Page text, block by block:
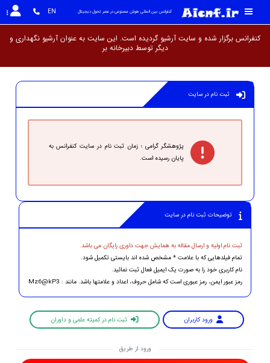
کنفرانس بین المللی هوش مصنوعی در عصر تحول دیجیتال EN
کنفرانس برگزار شده و سایت آرشیو گردیده است. این سایت به عنوان آرشیو نگهداری و
دیگر توسط دبیرخ
ثبت نام در سایت
پژوهشگر گرامی ؛ زمان ثبت نام در سایت کنفرانس به
پایان رسیده است.
توضیحات ثبت نام در سایت
ثبت نام اولیه و ارسال مقاله به همایش جهت داوری رایگان می باشد.
تمام فیلدهایی که با علامت * مشخص شده اند بایستی تکمیل شود.
نام کاربری خود را به صورت یک ایمیل فعال ثبت نمائید.
رمز عبور ایمن، رمز عبوری است که شامل حروف، اعداد و علامتها باشد. مانند : Mz6@kP3
ورود کاربران ثبت نام در کمیته علمی و داوران
ورود از طریق